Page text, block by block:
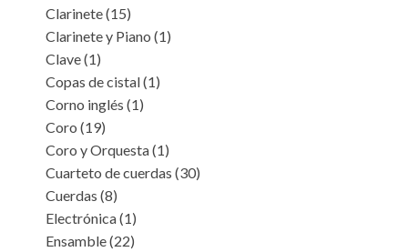
Clarinete(15)
Clarinete y Piano (1)
Clave(1)
Copas de cistal(1)
Corno inglés (1)
Coro (19)
Coro y Orquesta(1)
Cuarteto de cuerdas (30)
Cuerdas (8)
Electrónica(1)
Ensamble(22)